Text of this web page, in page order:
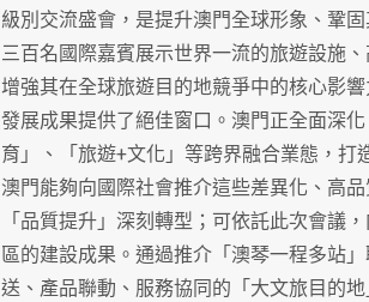
級別交流盛會，是提升澳門全球形象、鞏
三百名國際嘉賓展示世界一流的旅遊設施
增強其在全球旅遊目的地競爭中的核心影
發展成果提供了絕佳窗口。澳門正全面深
育」、「旅遊+文化」等跨界融合業態，打
澳門能夠向國際社會推介這些差異化、高
「品質提升」深刻轉型；可依託此次會議
區的建設成果。通過推介「澳琴一程多站
送、產品聯動、服務協同的「大文旅目的